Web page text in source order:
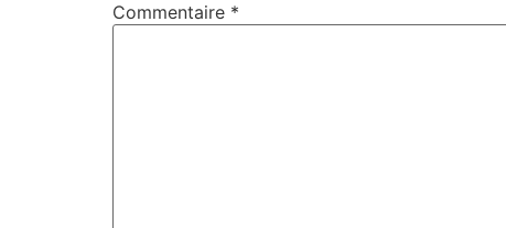
Commentaire *